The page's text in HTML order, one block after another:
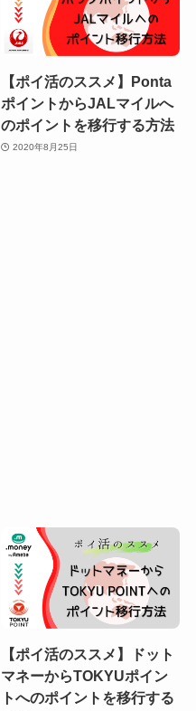
【ポイ活のススメ】Ponta
ポイントからJALマイルへ
のポイントを移行する方法
2020年8月25日
【ポイ活のススメ】ドット
マネーからTOKYUポイン
トへのポイントを移行する